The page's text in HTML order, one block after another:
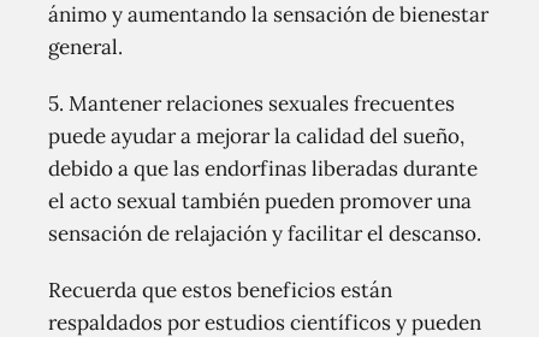
ánimo y aumentando la sensación de bienestar
general.
5. Mantener relaciones sexuales frecuentes
puede ayudar a mejorar la calidad del sueño,
debido a que las endorfinas liberadas durante
el acto sexual también pueden promover una
sensación de relajación y facilitar el descanso.
Recuerda que estos beneficios están
respaldados por estudios científicos y pueden